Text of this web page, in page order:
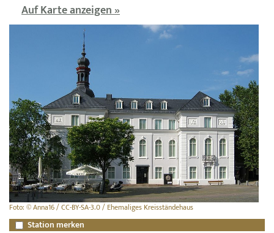
Auf Karte anzeigen »
Foto: © Anna16 / CC-BY-SA-3.0 / Ehemaliges Kreisständehaus
Station merken